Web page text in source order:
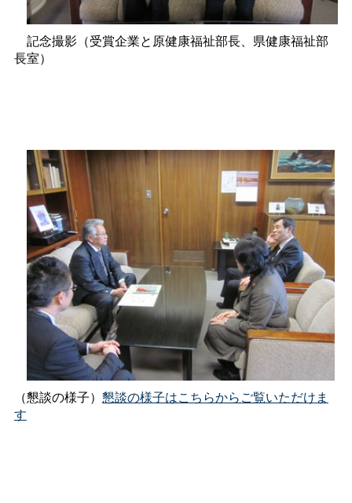
記念撮影（受賞企業と原健康福祉部長、県健康福祉部
長室）
（懇談の様子） 懇談の様子はこちらからご覧いただけま
す